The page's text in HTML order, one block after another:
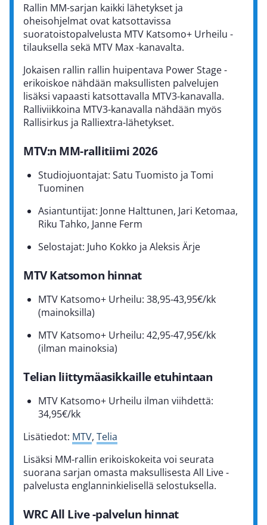
Rallin MM-sarjan kaikki lähetykset ja
oheisohjelmat ovat katsottavissa
suoratoistopalvelusta MTV Katsomo+ Urheilu -
tilauksella sekä MTV Max -kanavalta.
Jokaisen rallin rallin huipentava Power Stage -
erikoiskoe nähdään maksullisten palvelujen
lisäksi vapaasti katsottavalla MTV3-kanavalla.
Ralliviikkoina MTV3-kanavalla nähdään myös
Rallisirkus ja Ralliextra-lähetykset.
MTV:n MM-rallitiimi 2026
Studiojuontajat: Satu Tuomisto ja Tomi
Tuominen
Asiantuntijat: Jonne Halttunen, Jari Ketomaa,
Riku Tahko, Janne Ferm
Selostajat: Juho Kokko ja Aleksis Ärje
MTV Katsomon hinnat
MTV Katsomo+ Urheilu: 38,95-43,95€/kk
(mainoksilla)
MTV Katsomo+ Urheilu: 42,95-47,95€/kk
(ilman mainoksia)
Telian liittymäasikkaille etuhintaan
MTV Katsomo+ Urheilu ilman viihdettä:
34,95€/kk
Lisätiedot: MTV, Telia
Lisäksi MM-rallin erikoiskokeita voi seurata
suorana sarjan omasta maksullisesta All Live -
palvelusta englanninkielisellä selostuksella.
WRC All Live -palvelun hinnat